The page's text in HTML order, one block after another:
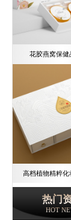
花胶燕窝保健
高档植物精粹化
热门
HOT